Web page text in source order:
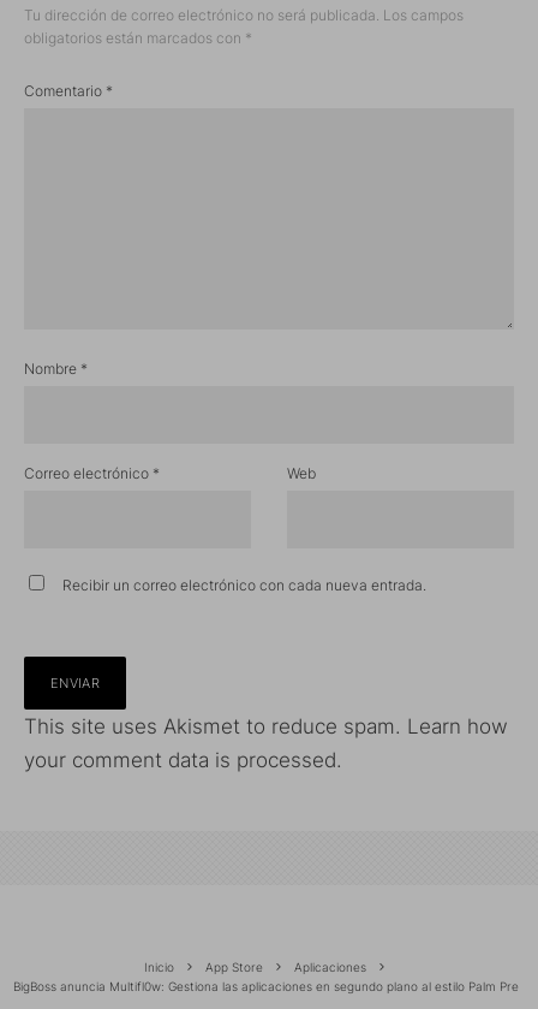
Tu dirección de correo electrónico no será publicada. Los campos
obligatorios están marcados con *
Comentario *
Nombre *
Correo electrónico * Web
Recibir un correo electrónico con cada nueva entrada.
This site uses Akismet to reduce spam. Learn how
your comment data is processed.
Inicio App Store
Aplicaciones
BigBoss anuncia Multifl0w: Gestiona las aplicaciones en segundo plano al estilo Palm Pre